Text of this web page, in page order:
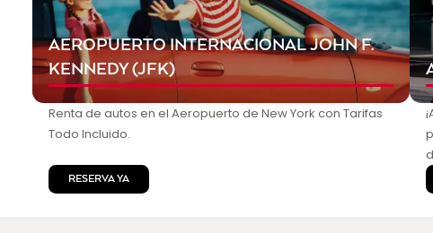
AEROPUERTO INTERNACIONAL JOHN F.
KENNEDY (JFK)
Renta de autos en el Aeropuerto de New York con Tarifas
Todo Incluido.
RESERVA YA